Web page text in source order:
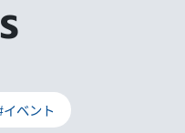
イベント